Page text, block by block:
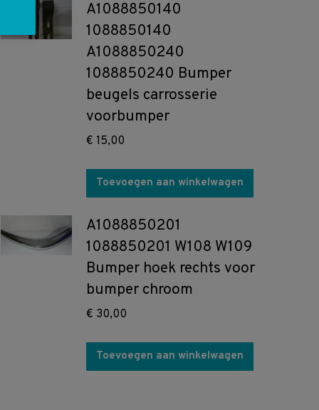
A1088850140
1088850140
A1088850240
1088850240 Bumper
beugels carrosserie
voorbumper
€ 15,00
Toevoegen aan winkelwagen
A1088850201
1088850201 W108 W109
Bumper hoek rechts voor
bumper chroom
€ 30,00
Toevoegen aan winkelwagen